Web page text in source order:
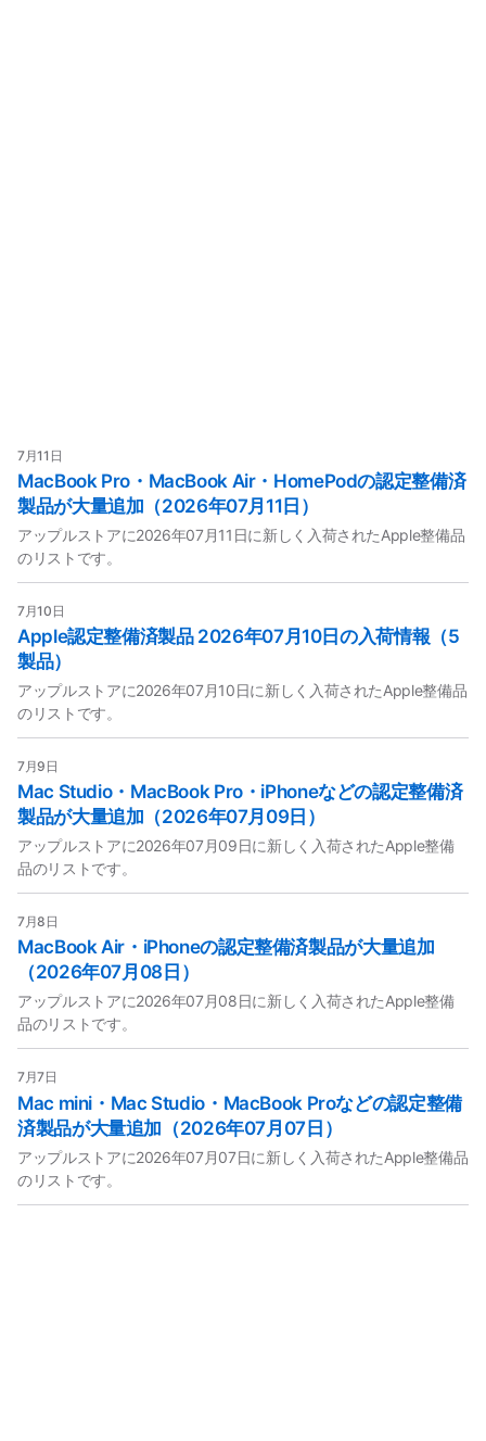
7月11日
MacBook Pro・MacBook Air・HomePodの認定整備済
製品が大量追加（2026年07月11日）
アップルストアに2026年07月11日に新しく入荷されたApple整備品
のリストです。
7月10日
Apple認定整備済製品 2026年07月10日の入荷情報（5
製品）
アップルストアに2026年07月10日に新しく入荷されたApple整備品
のリストです。
7月9日
Mac Studio・MacBook Pro・iPhoneなどの認定整備済
製品が大量追加（2026年07月09日）
アップルストアに2026年07月09日に新しく入荷されたApple整備
品のリストです。
7月8日
MacBook Air・iPhoneの認定整備済製品が大量追加
（2026年07月08日）
アップルストアに2026年07月08日に新しく入荷されたApple整備
品のリストです。
7月7日
Mac mini・Mac Studio・MacBook Proなどの認定整備
済製品が大量追加（2026年07月07日）
アップルストアに2026年07月07日に新しく入荷されたApple整備品
のリストです。